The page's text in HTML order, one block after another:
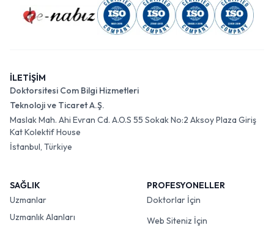
İLETİŞİM
Doktorsitesi Com Bilgi Hizmetleri
Teknoloji ve Ticaret A.Ş.
Maslak Mah. Ahi Evran Cd. A.O.S 55 Sokak No:2 Aksoy Plaza Giriş
Kat Kolektif House
İstanbul, Türkiye
SAĞLIK
Uzmanlar
Uzmanlık Alanları
PROFESYONELLER
Doktorlar İçin
Web Siteniz İçin